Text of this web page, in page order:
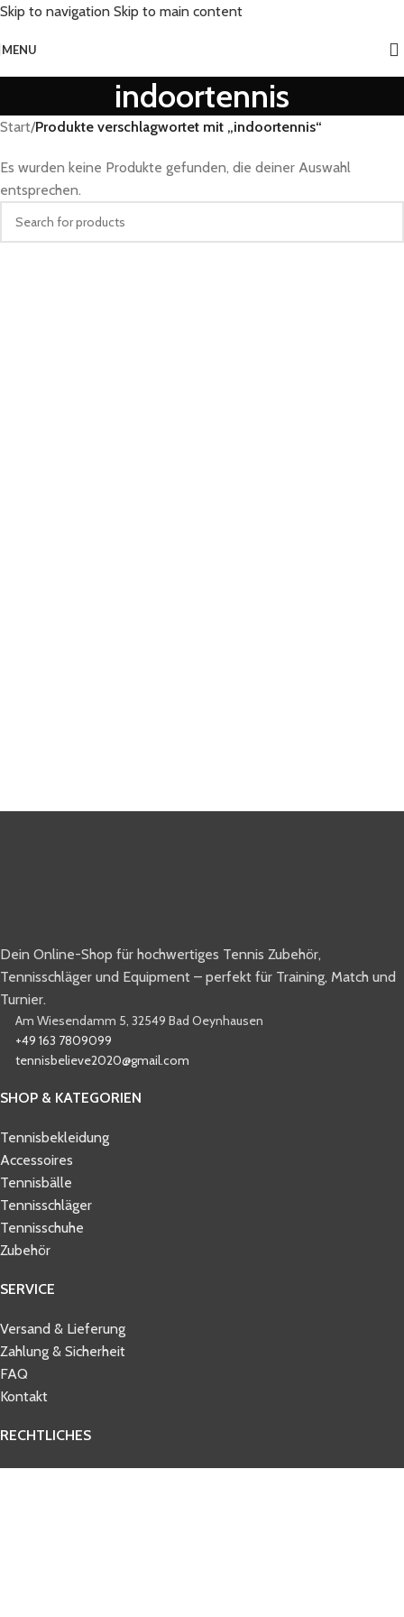
Skip to navigation Skip to main content
MENU
indoortennis
Start/Produkte verschlagwortet mit „indoortennis“
Es wurden keine Produkte gefunden, die deiner Auswahl
entsprechen.
Dein Online-Shop für hochwertiges Tennis Zubehör,
Tennisschläger und Equipment – perfekt für Training, Match und
Turnier.
Am Wiesendamm 5, 32549 Bad Oeynhausen
+49 163 7809099
tennisbelieve2020@gmail.com
SHOP & KATEGORIEN
Tennisbekleidung
Accessoires
Tennisbälle
Tennisschläger
Tennisschuhe
Zubehör
SERVICE
Versand & Lieferung
Zahlung & Sicherheit
FAQ
Kontakt
RECHTLICHES